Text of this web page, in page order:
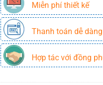
Miễn phí thiết kế
Thanh toán dễ dàng
Hợp tác với đồng